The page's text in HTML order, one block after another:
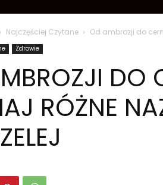
polsku
Najczęściej Czytane Od ambrozji do
Zdrowie
DO
RÓŻNE